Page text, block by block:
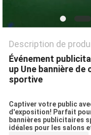
Description de
Événement
up Une bannière
sportive
Captiver votre public
d'exposition! Parfait
bannières publicitaires
idéales pour les salons